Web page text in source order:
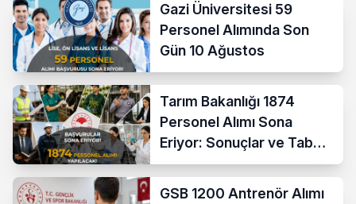
Gazi Üniversitesi 59
Personel Alımında Son
Gün 10 Ağustos
Tarım Bakanlığı 1874
Personel Alımı Sona
Eriyor: Sonuçlar ve Taban
KPSS Ne Zaman?
GSB 1200 Antrenör Alımı